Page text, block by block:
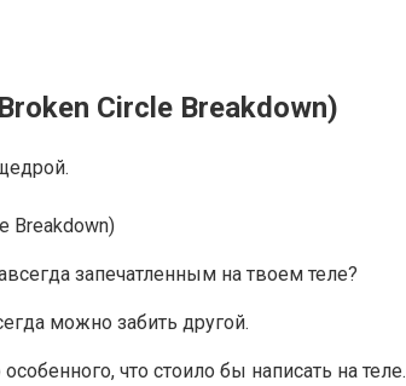
Circle Breakdown)
запечатленным на твоем теле?
можно забить другой.
что стоило бы написать на теле.